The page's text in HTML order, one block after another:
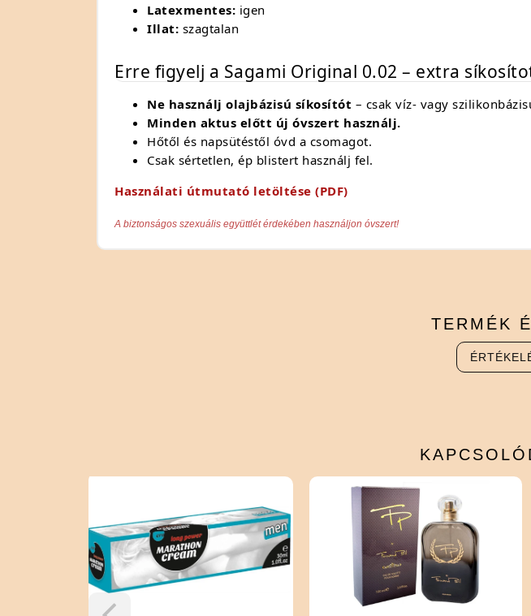
Latexmentes: igen
Illat: szagtalan
Erre figyelj a Sagami Original 0.02 – extra
Ne használj olajbázisú síkosítót – csak víz- vagy
Minden aktus előtt új óvszert használj.
Hőtől és napsütéstől óvd a csomagot.
Csak sértetlen, ép blistert használj fel.
Használati útmutató letöltése (PDF)
A biztonságos szexuális együttlét érdekében használjon óvszert!
TERMÉK